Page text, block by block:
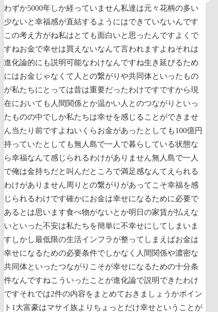
わずか5000年しか経っていません私達は元々花柄の多い
少ないと幸福感が直結するようにはできていないんです
この考え方がね私はとても面白いと思ったんですよくで
すねお金で幸せは買えないなんて言われますよねそれは
進化論的にも説明可能なわけなんですね生き延びるため
にはお金じゃなくて人との繋がりや共同体といったもの
が私たちにとっては昔は重要だったわけですですから現
在においても人間関係とか温かい人とのつながりといっ
たものの中でしか私たちは幸せを感じることができませ
ん当たり前ですよねいくらお金があったとしても100億円
持っていたとしても無人島で一人で暮らしている状態な
ら幸福なんて感じられるわけがありません無人島で一人
で俺は金持ちだと叫んだところで満足感なんてえられる
わけがありません周りとの繋がりがあってこそ幸福を感
じられるわけです確かにお金は幸せになるために必要で
あるとは思います食べ物がないとか明日の家賃が払えな
いといった不安は私たちを簡単に不幸せにしてしまいま
すしかし最低限の生活インフラが整ってしまえばお金は
幸せになるための必要条件でしかなく人間関係や濃密な
共同体といったつながりこそが幸せになるための十分条
件なんですねこういったことが進化論で説明できたわけ
ですそれでは2件の内容をまとめておきましょうかポイン
ト1大富豪はマサイ族よりちょっとだけ幸せということが